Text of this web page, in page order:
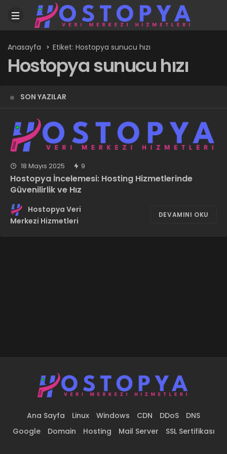
Anasayfa Etiket: Hostopya sunucu hızı
Hostopya sunucu hızı
SON YAZILAR
18 Mayıs 2025 9
Hostopya İncelemesi: Hosting Hizmetlerinde
Güvenilirlik ve Hız
Hostopya Veri
Merkezi Hizmetleri
DEVAMINI OKU
Ana Sayfa Linux Windows CDN DDoS
DNS
Google
Domain Hosting Mail Server SSL Sertifikası